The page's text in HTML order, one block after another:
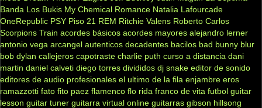
Banda Los Bukis My Chemical Romance Natalia Lafourcade
OneRepublic PSY Piso 21 REM Ritchie Valens Roberto Carlos
Scorpions Train acordes básicos acordes mayores alejandro lerner
antonio vega arcangel autenticos decadentes bacilos bad bunny blur
bob dylan callejeros capotraste charlie puth curso a distancia dani
martin daniel calveti diego torres divididos dj snake editor de sonido
editores de audio profesionales el ultimo de la fila enjambre eros
ramazzotti fato fito paez flamenco flo rida franco de vita futbol guitar
lesson guitar tuner guitarra virtual online guitarras gibson hillsong